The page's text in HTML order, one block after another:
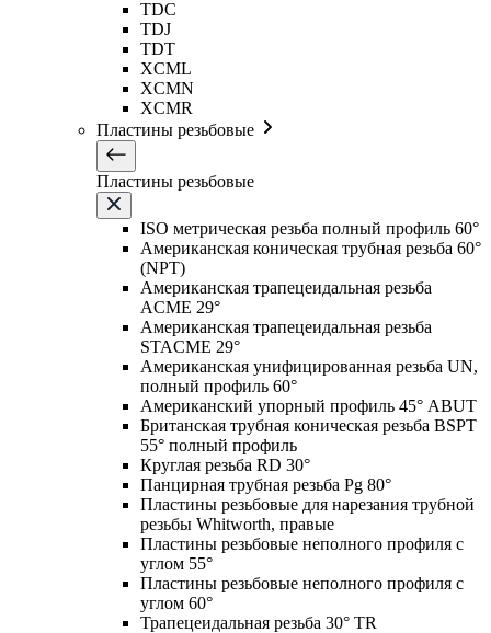
TDC
TDJ
TDT
XCML
XCMN
XCMR
Пластины резьбовые
Пластины резьбовые
ISO метрическая резьба полный профиль 60°
Американская коническая трубная резьба 60°
(NPT)
Американская трапецеидальная резьба
ACME 29°
Американская трапецеидальная резьба
STACME 29°
Американская унифицированная резьба UN,
полный профиль 60°
Американский упорный профиль 45° ABUT
Британская трубная коническая резьба BSPT
55° полный профиль
Круглая резьба RD 30°
Панцирная трубная резьба Pg 80°
Пластины резьбовые для нарезания трубной
резьбы Whitworth, правые
Пластины резьбовые неполного профиля с
углом 55°
Пластины резьбовые неполного профиля с
углом 60°
Трапецеидальная резьба 30° TR